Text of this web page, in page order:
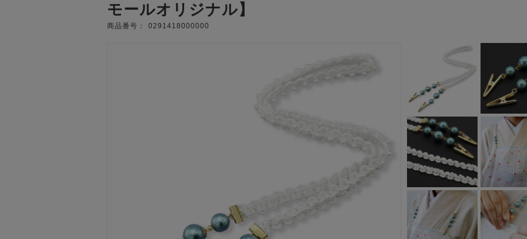
モールオリジナル】
商品番号： 0291418000000